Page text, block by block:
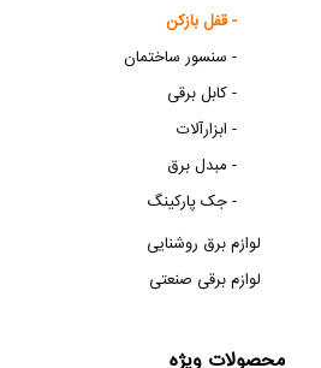
قفل بازکن -
سنسور ساختمان -
کابل برقی -
ابزارآلات -
مبدل برق -
جک پارکینگ -
لوازم برق روشنایی
لوازم برقی صنعتی
محصولات ویژه